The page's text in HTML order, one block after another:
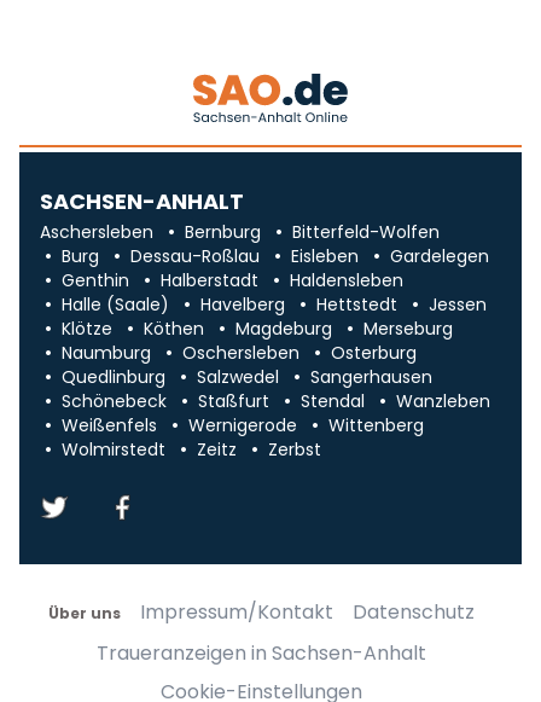
SACHSEN-ANHALT
Aschersleben Bernburg
Bitterfeld-Wolfen
Burg
Dessau-Roßlau Eisleben
Gardelegen
Genthin
Halberstadt
Haldensleben
Halle (Saale)
Havelberg Hettstedt
Jessen
Klötze
Köthen Magdeburg
Merseburg
Naumburg
Oschersleben
Osterburg
Quedlinburg
Salzwedel
Sangerhausen
Schönebeck
Staßfurt Stendal
Wanzleben
Weißenfels
Wernigerode
Wittenberg
Wolmirstedt
Zeitz Zerbst
Über uns Impressum/Kontakt
Datenschutz
Traueranzeigen in Sachsen-Anhalt
Cookie-Einstellungen